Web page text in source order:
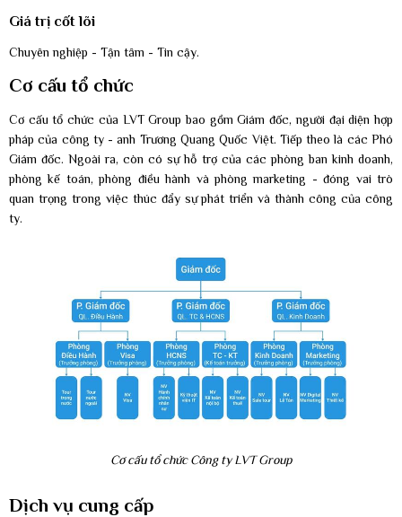
Giá trị cốt lõi
Chuyên nghiệp - Tận tâm - Tin cậy.
Cơ cấu tổ chức
Cơ cấu tổ chức của LVT Group bao gồm Giám đốc, người đại diện hợp
pháp của công ty - anh Trương Quang Quốc Việt. Tiếp theo là các Phó
Giám đốc. Ngoài ra, còn có sự hỗ trợ của các phòng ban kinh doanh,
phòng kế toán, phòng điều hành và phòng marketing - đóng vai trò
quan trọng trong việc thúc đẩy sự phát triển và thành công của công
ty.
Cơ cấu tổ chức Công ty LVT Group
Dịch vụ cung cấp